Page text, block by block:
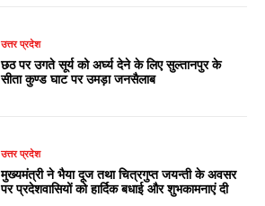
उत्तर प्रदेश
छठ पर उगते सूर्य को अर्घ्य देने के लिए सुल्तानपुर के
सीता कुण्ड घाट पर उमड़ा जनसैलाब
उत्तर प्रदेश
मुख्यमंत्री ने भैया दूज तथा चित्रगुप्त जयन्ती के अवसर
पर प्रदेशवासियों को हार्दिक बधाई और शुभकामनाएं दी